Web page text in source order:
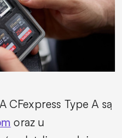
CFexpress Type A są
oraz u